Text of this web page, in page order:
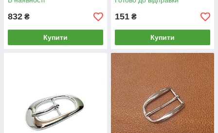
832 ₴
Купити
151 ₴
Купити